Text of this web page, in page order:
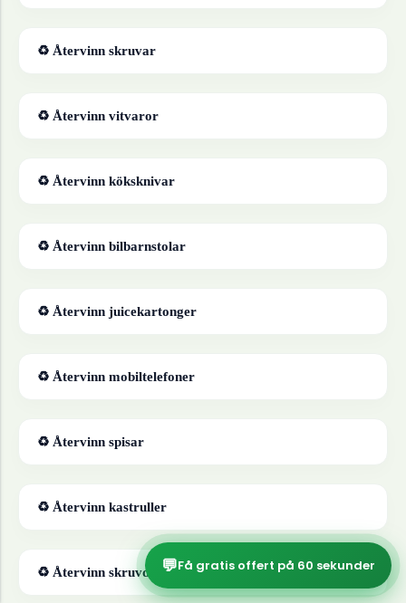
♻ Återvinn skruvar
♻ Återvinn vitvaror
♻ Återvinn köksknivar
♻ Återvinn bilbarnstolar
♻ Återvinn juicekartonger
♻ Återvinn mobiltelefoner
♻ Återvinn spisar
♻ Återvinn kastruller
♻ Återvinn skruvdragare
💬Få gratis offert på 60 sekunder